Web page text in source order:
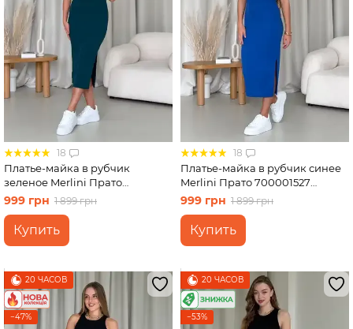
18
Платье-майка в рубчик
зеленое Merlini Прато
700001525 размер L-XL
999 грн 1 899 грн
Купить
18
Платье-майка в рубчик синее
Merlini Прато 700001527
размер L-XL
999 грн 1 899 грн
Купить
20 ЧАСОВ
−47%
20 ЧАСОВ
−53%